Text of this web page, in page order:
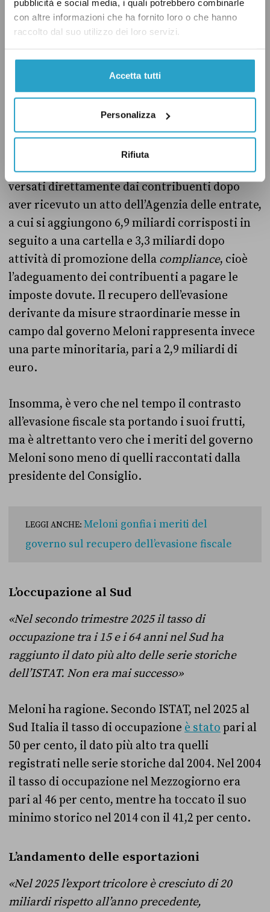
pubblicità e social media, i quali potrebbero combinarle
con altre informazioni che ha fornito loro o che hanno
raccolto dal suo utilizzo dei loro servizi.
Accetta tutti
Personalizza
Rifiuta
Inoltre, bisogna considerare da dove arriva il
controlli ordinari o è dovuta a misure
straordinarie volute dal governo? Ad esempio,
nel 2025sono stati recuperati26,1 miliardi di
euro grazie alle attività ordinarie di controllo,
il 14 per cento in più rispetto al 2024. La
crescita dipende soprattutto dai versamenti
volontari: 15,9 miliardi di euro sono stati
versati direttamente dai contribuenti dopo
aver ricevuto un atto dell’Agenzia delle entrate,
a cui si aggiungono 6,9 miliardi corrisposti in
seguito a una cartella e 3,3 miliardi dopo
attività di promozione della compliance, cioè
l’adeguamento dei contribuenti a pagare le
imposte dovute. Il recupero dell’evasione
derivante da misure straordinarie messe in
campo dal governo Meloni rappresenta invece
una parte minoritaria, pari a 2,9 miliardi di
euro.
Insomma, è vero che nel tempo il contrasto
all’evasione fiscale sta portando i suoi frutti,
ma è altrettanto vero che i meriti del governo
Meloni sono meno di quelli raccontati dalla
presidente del Consiglio.
LEGGI ANCHE: Meloni gonfia i meriti del
governo sul recupero dell’evasione fiscale
L’occupazione al Sud
«Nel secondo trimestre 2025 il tasso di
occupazione tra i 15 e i 64 anni nel Sud ha
raggiunto il dato più alto delle serie storiche
dell’ISTAT. Non era mai successo»
Meloni ha ragione. Secondo ISTAT, nel 2025 al
Sud Italia il tasso di occupazione è stato pari al
50 per cento, il dato più alto tra quelli
registrati nelle serie storiche dal 2004. Nel 2004
il tasso di occupazione nel Mezzogiorno era
pari al 46 per cento, mentre ha toccato il suo
minimo storico nel 2014 con il 41,2 per cento.
L’andamento delle esportazioni
«Nel 2025 l’export tricolore è cresciuto di 20
miliardi rispetto all’anno precedente,